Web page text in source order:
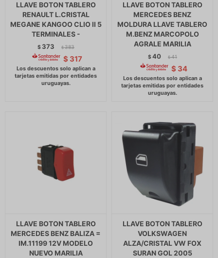
LLAVE BOTON TABLERO
RENAULT L.CRISTAL
MEGANE KANGOO CLIO II 5
TERMINALES -
$ 373 $ 383
$ 317
LLAVE BOTON TABLERO
MERCEDES BENZ
MOLDURA LLAVE TABLERO
M.BENZ MARCOPOLO
AGRALE MARILIA
$40 $ 41
$ 34
LLAVE BOTON TABLERO
MERCEDES BENZ BALIZA =
IM.11199 12V MODELO
NUEVO MARILIA
LLAVE BOTON TABLERO
VOLKSWAGEN
ALZA/CRISTAL VW FOX
SURAN GOL 2005